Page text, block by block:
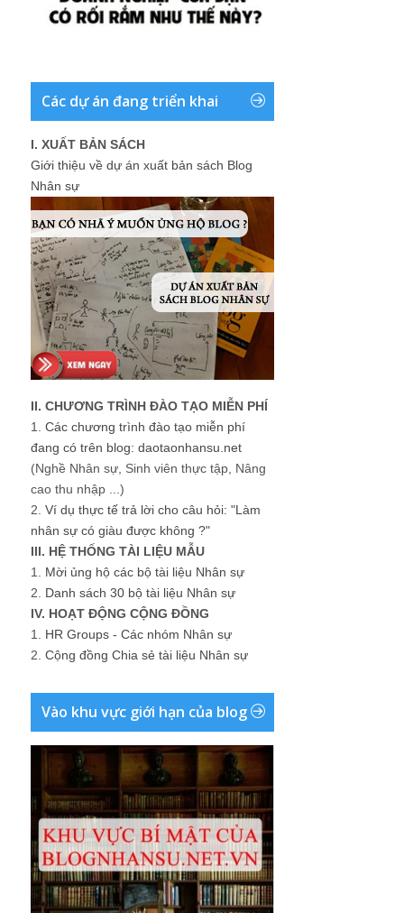
Các dự án đang triển khai
I. XUẤT BẢN SÁCH
Giới thiệu về dự án xuất bản sách Blog
Nhân sự
II. CHƯƠNG TRÌNH ĐÀO TẠO MIỄN PHÍ
1. Các chương trình đào tạo miễn phí
đang có trên blog: daotaonhansu.net
(Nghề Nhân sự, Sinh viên thực tập, Nâng
cao thu nhập ...)
2. Ví dụ thực tế trả lời cho câu hỏi: "Làm
nhân sự có giàu được không ?"
III. HỆ THỐNG TÀI LIỆU MẪU
1. Mời ủng hộ các bộ tài liệu Nhân sự
2. Danh sách 30 bộ tài liệu Nhân sự
IV. HOẠT ĐỘNG CỘNG ĐỒNG
1. HR Groups - Các nhóm Nhân sự
2. Cộng đồng Chia sẻ tài liệu Nhân sự
Vào khu vực giới hạn của blog